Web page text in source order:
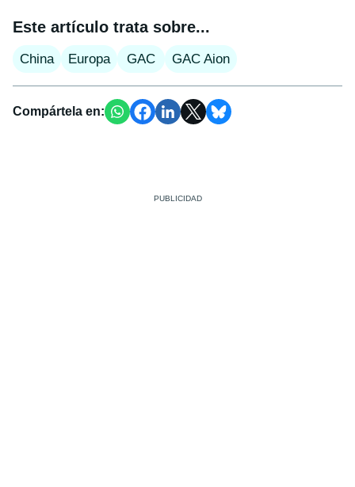
Este artículo trata sobre...
China Europa GAC GAC Aion
Compártela en: